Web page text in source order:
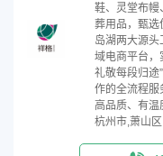
鞋、灵堂布幔
葬用品，甄选
岛湖两大源
域电商平台，
礼敬每段归途
作的全流程服
高品质、有温
杭州市,萧山区